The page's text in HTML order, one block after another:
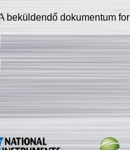
A beküldendő dokumentum